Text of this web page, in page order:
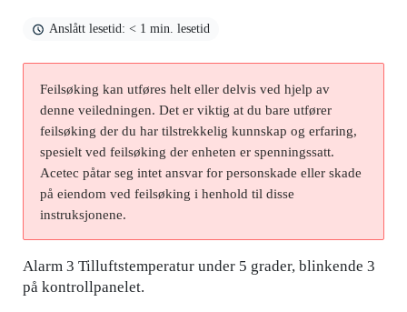
Anslått lesetid: < 1 min. lesetid
Feilsøking kan utføres helt eller delvis ved hjelp av
denne veiledningen. Det er viktig at du bare utfører
feilsøking der du har tilstrekkelig kunnskap og erfaring,
spesielt ved feilsøking der enheten er spenningssatt.
Acetec påtar seg intet ansvar for personskade eller skade
på eiendom ved feilsøking i henhold til disse
instruksjonene.
Alarm 3 Tilluftstemperatur under 5 grader, blinkende 3
på kontrollpanelet.